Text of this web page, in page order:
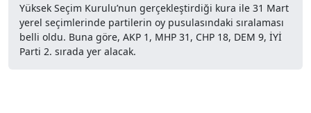
Yüksek Seçim Kurulu’nun gerçekleştirdiği kura ile 31 Mart
yerel seçimlerinde partilerin oy pusulasındaki sıralaması
belli oldu. Buna göre, AKP 1, MHP 31, CHP 18, DEM 9, İYİ
Parti 2. sırada yer alacak.